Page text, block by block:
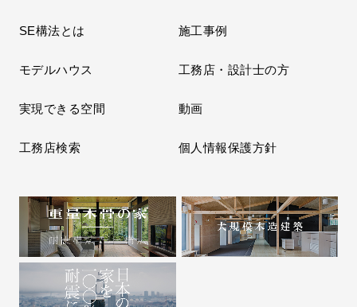
SE構法とは 施工事例
モデルハウス 工務店・設計士の方
実現できる空間 動画
工務店検索 個人情報保護方針